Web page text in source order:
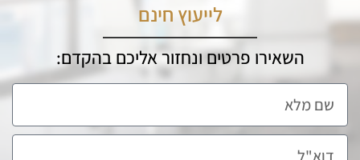
לייעוץ חינם
השאירו פרטים ונחזור אליכם בהקדם: